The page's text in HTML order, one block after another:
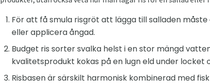
För att få smula risgröt att lägga till salladen
eller applicera ångad.
Budget ris sorter svalka helst i en stor mängd
kvalitetsprodukt kokas på en lugn eld under locket
Risbasen är särskilt harmonisk kombinerad med